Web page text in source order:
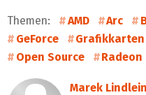
Themen: AMD Arc
GeForce
Grafikkarten
Open Source
Radeon
Marek Lindlein